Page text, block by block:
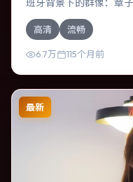
班牙背景下的群像：章
一部奇幻作品，故事从
结局；视听语言统一，
高清 流畅
6.7万 115个月前
最新